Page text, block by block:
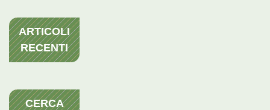
ARTICOLI
RECENTI
CERCA